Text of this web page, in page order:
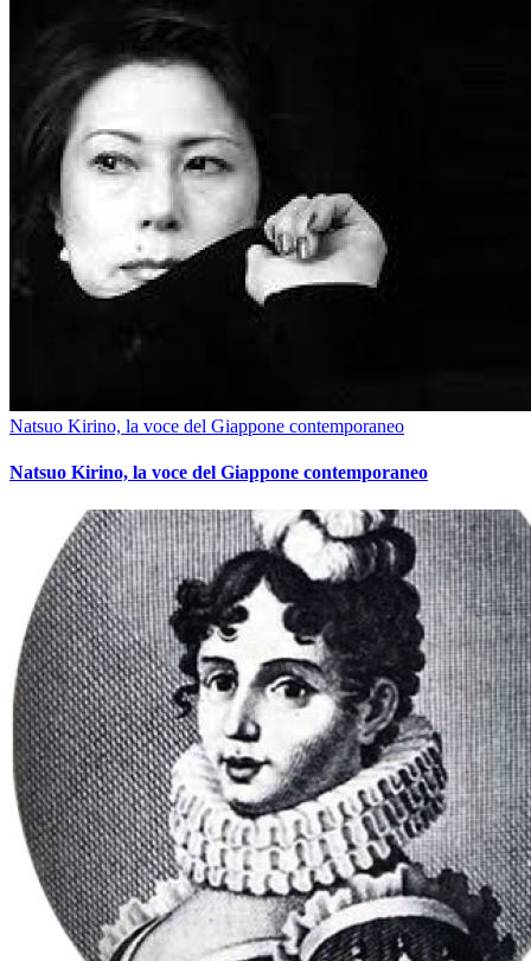
Natsuo Kirino, la voce del Giappone contemporaneo
Natsuo Kirino, la voce del Giappone contemporaneo